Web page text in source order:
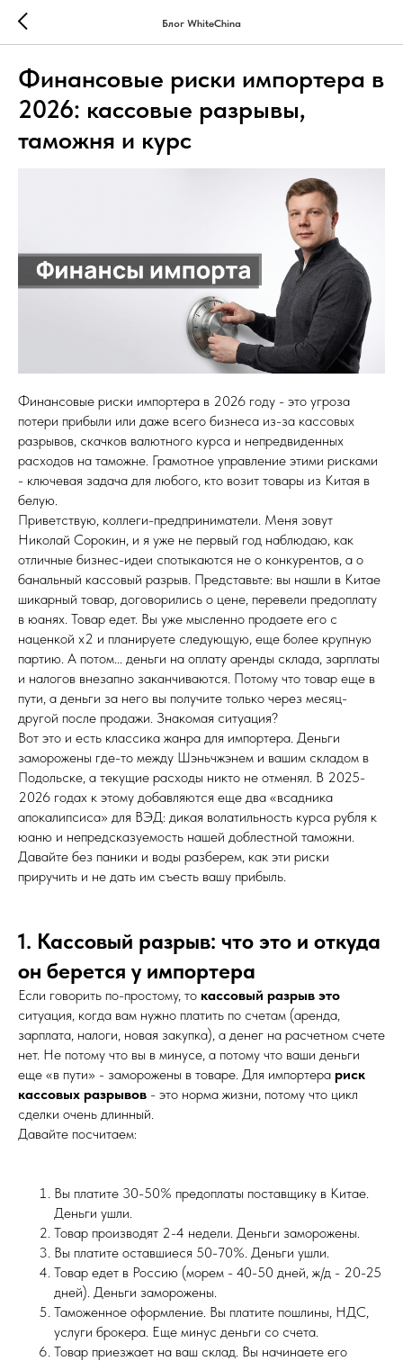
Блог WhiteChina
Финансовые риски импортера в
2026: кассовые разрывы,
таможня и курс
Финансовые риски импортера в 2026 году - это угроза
потери прибыли или даже всего бизнеса из-за кассовых
разрывов, скачков валютного курса и непредвиденных
расходов на таможне. Грамотное управление этими рисками
- ключевая задача для любого, кто возит товары из Китая в
белую.
Приветствую, коллеги-предприниматели. Меня зовут
Николай Сорокин, и я уже не первый год наблюдаю, как
отличные бизнес-идеи спотыкаются не о конкурентов, а о
банальный кассовый разрыв. Представьте: вы нашли в Китае
шикарный товар, договорились о цене, перевели предоплату
в юанях. Товар едет. Вы уже мысленно продаете его с
наценкой x2 и планируете следующую, еще более крупную
партию. А потом... деньги на оплату аренды склада, зарплаты
и налогов внезапно заканчиваются. Потому что товар еще в
пути, а деньги за него вы получите только через месяц-
другой после продажи. Знакомая ситуация?
Вот это и есть классика жанра для импортера. Деньги
заморожены где-то между Шэньчжэнем и вашим складом в
Подольске, а текущие расходы никто не отменял. В 2025-
2026 годах к этому добавляются еще два «всадника
апокалипсиса» для ВЭД: дикая волатильность курса рубля к
юаню и непредсказуемость нашей доблестной таможни.
Давайте без паники и воды разберем, как эти риски
приручить и не дать им съесть вашу прибыль.
1. Кассовый разрыв: что это и откуда
он берется у импортера
Если говорить по-простому, то кассовый разрыв это
ситуация, когда вам нужно платить по счетам (аренда,
зарплата, налоги, новая закупка), а денег на расчетном счете
нет. Не потому что вы в минусе, а потому что ваши деньги
еще «в пути» - заморожены в товаре. Для импортера риск
кассовых разрывов - это норма жизни, потому что цикл
сделки очень длинный.
Давайте посчитаем:
Вы платите 30-50% предоплаты поставщику в Китае.
Деньги ушли.
Товар производят 2-4 недели. Деньги заморожены.
Вы платите оставшиеся 50-70%. Деньги ушли.
Товар едет в Россию (морем - 40-50 дней, ж/д - 20-25
дней). Деньги заморожены.
Таможенное оформление. Вы платите пошлины, НДС,
услуги брокера. Еще минус деньги со счета.
Товар приезжает на ваш склад. Вы начинаете его